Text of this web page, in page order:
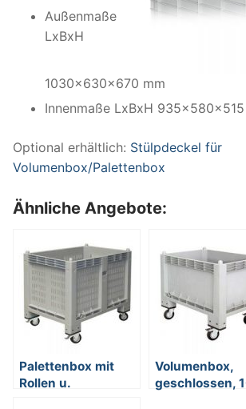
Außenmaße
LxBxH
1030x630x670 mm
Innenmaße LxBxH
Optional erhältlich: Stülpdeckel für
Volumenbox/Palettenbox
Ähnliche Angebote:
Palettenbox mit
Rollen u.
Volumenbox,
geschlossen,